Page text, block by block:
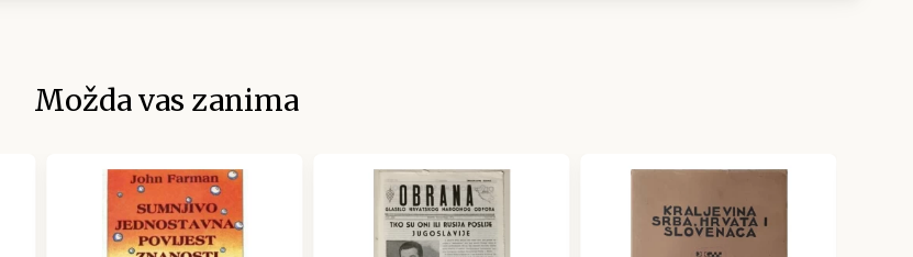
Možda vas zanima